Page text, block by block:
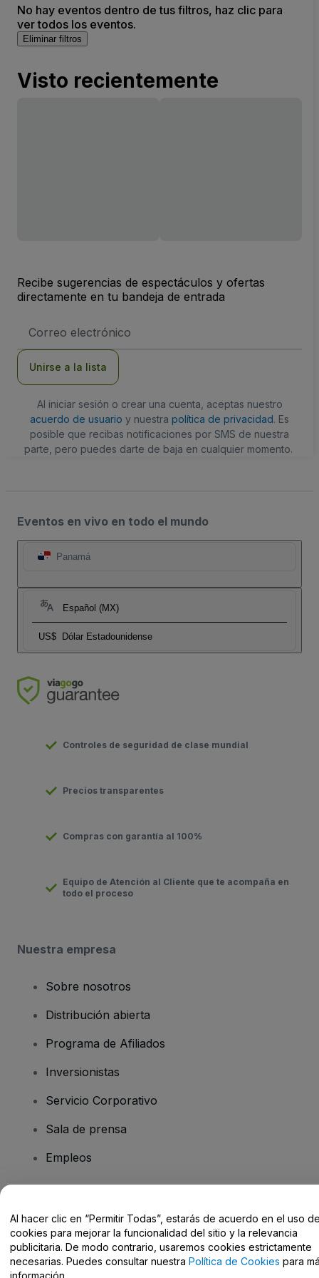
No hay eventos dentro de tus filtros, haz clic para
ver todos los eventos.
Eliminar filtros
Visto recientemente
Recibe sugerencias de espectáculos y ofertas
directamente en tu bandeja de entrada
de
Unirse a la lista
Al iniciar sesión o crear una cuenta, aceptas nuestro
acuerdo de usuario y nuestra política de privacidad. Es
posible que recibas notificaciones por SMS de nuestra
parte, pero puedes darte de baja en cualquier momento.
Eventos en vivo en todo el mundo
Panamá
Español (MX)
US$ Dólar Estadounidense
Controles de seguridad de clase mundial
Precios transparentes
Compras con garantía al 100%
Equipo de Atención al Cliente que te acompaña en
todo el proceso
Nuestra empresa
Sobre nosotros
Distribución abierta
Programa de Afiliados
Inversionistas
Servicio Corporativo
Sala de prensa
Empleos
Centro de Ayuda / Contacto
Al hacer clic en “Permitir Todas”, estarás de acuerdo en el uso
cookies para mejorar la funcionalidad del sitio y la relevancia
publicitaria. De modo contrario, usaremos cookies estrictamente
necesarias. Puedes consultar nuestra Política de Cookies para
información.